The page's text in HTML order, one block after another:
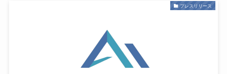
TOP
プレスリリース